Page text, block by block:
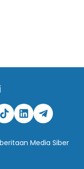
Media Siber